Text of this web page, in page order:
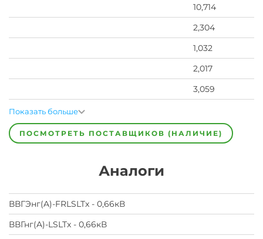
10,714
2,304
1,032
2,017
3,059
Показать больше
ПОСМОТРЕТЬ ПОСТАВЩИКОВ (НАЛИЧИЕ)
Аналоги
ВВГЭнг(A)-FRLSLTx - 0,66кВ
ВВГнг(A)-LSLTx - 0,66кВ